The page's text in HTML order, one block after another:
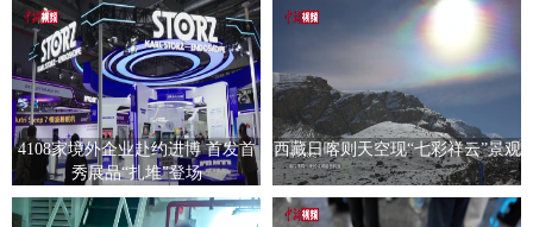
4108家境外企业赴约进博 首发首
秀展品“扎堆”登场
西藏日喀则天空现“七彩祥云”景观